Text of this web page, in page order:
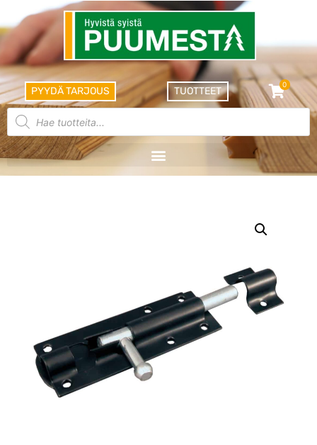
PYYDÄ TARJOUS TUOTTEET
0